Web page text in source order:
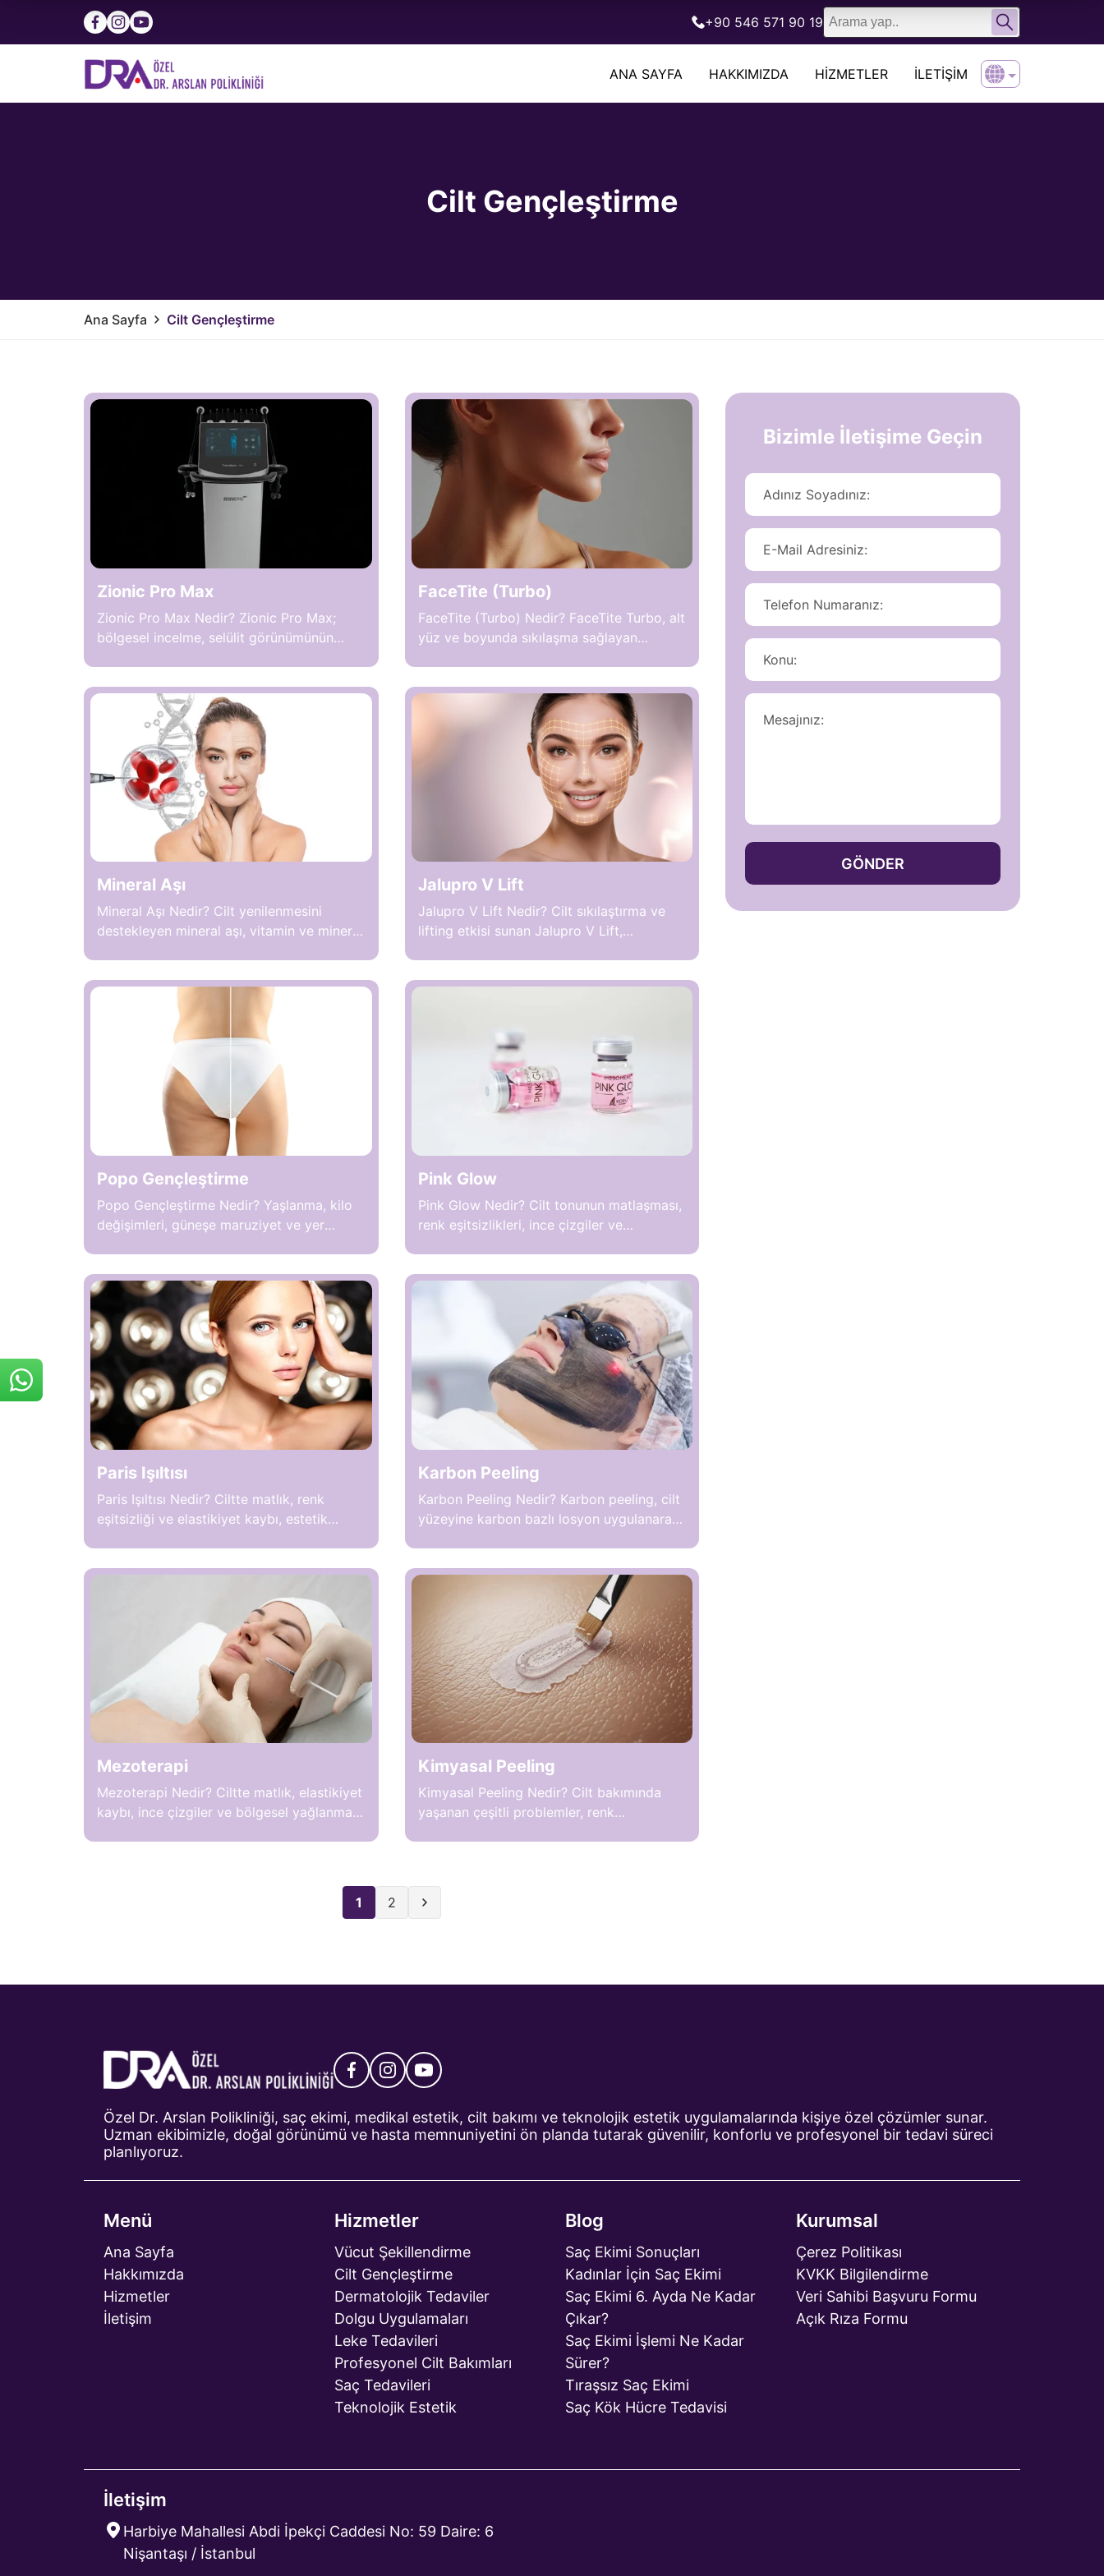
+90 546 571 90 19
ANA SAYFA HAKKIMIZDA HIZMETLER İLETIŞIM
English
Türkçe
Cilt Gençleştirme
Ana Sayfa Cilt Gençleştirme
Zionic Pro Max
Zionic Pro Max Nedir? Zionic Pro Max;
bölgesel incelme, selülit görünümünün
desteklemek amacıyla geliştirilmiş, cerrahi
işlem gerektirmeyen yeni nesil bir vücut
şekillendirme sistemidir. Yalnızca yağ
dokusuna odaklanan klasik sistemlerden
farklı olarak gelişmiş enerji teknolojilerini
bir araya getirir. Böylece hacim
azalmasının yanı sıra cilt kalitesinin
desteklenmesi ve vücut […]
FaceTite (Turbo)
FaceTite (Turbo) Nedir? FaceTite Turbo, alt
yüz ve boyunda sıkılaşma sağlayan
kullanır. Cilt altına ince bir kanül
yerleştirilir. Dış elektrot ise cilt yüzeyinde
ilerler. Bu iki uç arasında kontrollü ısı
oluşur. Böylece doku kontraksiyonu ve
kolajen yanıtı desteklenir. FaceTite Turbo,
ameliyatsız yüz germe alternatifleri
Mineral Aşı
Mineral Aşı Nedir? Cilt yenilenmesini
destekleyen mineral aşı, vitamin ve mineral
artırarak daha sağlıklı bir görünüm
oluşmasına katkı sağlar çünkü cilt ihtiyaç
duyduğu besinleri doğrudan alır. Uygulama
sonrasında ciltte daha parlak ve dengeli
bir yapı oluşabilir. Düzenli uygulama ile
etkiler daha belirgin hale gelir. […]
Jalupro V Lift
Jalupro V Lift Nedir? Cilt sıkılaştırma ve
lifting etkisi sunan Jalupro V Lift,
V Lift özel amino asit ve hyaluronik asit
hücresel yenilenme sürecini aktive eder.
Uygulama sonrasında ciltte toparlanma ve
daha belirgin yüz hatları oluşabilir.
Zamanla daha sıkı ve dengeli […]
Popo Gençleştirme
Popo Gençleştirme Nedir? Yaşlanma, kilo
değişimleri, güneşe maruziyet ve yer
görülebilir. Bu sorunları gidermek amacıyla
uygulanan Popo Gençleştirme, cilt
dokusunun yenilenmesini sağlayan, dolgu
veya medikal yöntemlerle popo bölgesinin
daha sıkı, dik ve estetik görünmesini
sağlayan çeşitli uygulamaları kapsar. İşlem,
minimal invaziv yöntemlerle veya dolgu,
lazer […]
Pink Glow
Pink Glow Nedir? Cilt tonunun matlaşması,
renk eşitsizlikleri, ince çizgiler ve
amacıyla uygulanan Pink Glow, cilt
dokusunu yenileyen, nemlendirici ve
aydınlatıcı özellikleri bir arada sunan
medikal bir uygulamadır. İşlem, genellikle
serum bazlı özel formüllerin cilt altına
uygulanması veya yüz yüzeyine mikro
iğneleme ve masaj teknikleriyle […]
Paris Işıltısı
Paris Işıltısı Nedir? Ciltte matlık, renk
eşitsizliği ve elastikiyet kaybı, estetik
gidermek için uygulanan Paris Işıltısı, cilt
dokusunu yenileyen, aydınlatan ve
nemlendiren medikal bir uygulamadır. İşlem
sırasında özel serumlar, vitamin
kompleksleri ve antioksidanlar cilt altına
nüfuz ettirilir ve cilt hücrelerinin
yenilenmesi desteklenir. Hafif ödem, […]
Karbon Peeling
Karbon Peeling Nedir? Karbon peeling, cilt
yüzeyine karbon bazlı losyon uygulanarak
gözeneklere nüfuz eder ve lazer enerjisi ile
aktive edilerek ölü hücre ve fazla yağın
temizlenmesini sağlar. Paragraf ortasında
yer alan karbon peeling, cilt yüzeyinin
arınmasını ve gözeneklerin sıkılaşmasını
destekler. Lazer enerjisi, cilt tonunu
eşitlemeye […]
Mezoterapi
Mezoterapi Nedir? Ciltte matlık, elastikiyet
kaybı, ince çizgiler ve bölgesel yağlanma,
vitaminler, hyaluronik asit, amino asitler ve
Kimyasal Peeling
Kimyasal Peeling Nedir? Cilt bakımında
yaşanan çeşitli problemler, renk
yüzeyine özel formüller uygulanarak ölü
hücrelerin temizlenmesini ve cildin
canlı hücrelerin ortaya çıkmasını destekler.
1 2
Bizimle İletişime Geçin
GÖNDER
Özel Dr. Arslan Polikliniği, saç ekimi, medikal estetik, cilt bakımı ve teknolojik estetik uygulamalarında kişiye özel çözümler sunar.
Uzman ekibimizle, doğal görünümü ve hasta memnuniyetini ön planda tutarak güvenilir, konforlu ve profesyonel bir tedavi süreci
planlıyoruz.
Menü
Ana Sayfa
Hakkımızda
Hizmetler
İletişim
Hizmetler
Vücut Şekillendirme
Cilt Gençleştirme
Dermatolojik Tedaviler
Dolgu Uygulamaları
Leke Tedavileri
Profesyonel Cilt Bakımları
Saç Tedavileri
Teknolojik Estetik
Blog
Saç Ekimi Sonuçları
Kadınlar İçin Saç Ekimi
Saç Ekimi 6. Ayda Ne Kadar
Çıkar?
Saç Ekimi İşlemi Ne Kadar
Sürer?
Tıraşsız Saç Ekimi
Saç Kök Hücre Tedavisi
Kurumsal
Çerez Politikası
KVKK Bilgilendirme
Veri Sahibi Başvuru Formu
Açık Rıza Formu
İletişim
Harbiye Mahallesi Abdi İpekçi Caddesi No: 59 Daire: 6
Nişantaşı / İstanbul